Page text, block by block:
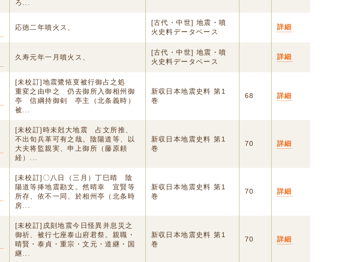
ろ...
応徳二年噴火ス、
[古代・中世] 地震・噴
火史料データベース
詳細
久寿元年一月噴火ス、
[古代・中世] 地震・噴
火史料データベース
詳細
[未校訂]地震鷺恠㕝被行御占之処
重変之由申之 仍去御所入御相州御
亭 信綱持御剣 亭主（北条義時）
被...
新収日本地震史料 第1
巻
68 詳細
[未校訂]時未尅大地震 占文所推、
不出旬兵革可有之哉。陰陽道等、以
大夫将監親実、申上御所（藤原頼
経）...
新収日本地震史料 第1
巻
70 詳細
[未校訂]〇八日（三月）丁巳晴 陰
陽道等捧地震勘文。然晴幸 宜賢等
所存、依不一同、於相州亭（北条時
房...
新収日本地震史料 第1
巻
70 詳細
[未校訂]戌刻地震今日怪異并息災之
御祈、被行七座泰山府君祭。親職・
晴賢・泰貞・重宗・文元・道継・国
継...
新収日本地震史料 第1
巻
70 詳細